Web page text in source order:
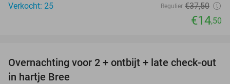
Verkocht: 25
Regulier €37,50
€14,50
41%
TODAY
Overnachting voor 2 + ontbijt + late check-out
in hartje Bree